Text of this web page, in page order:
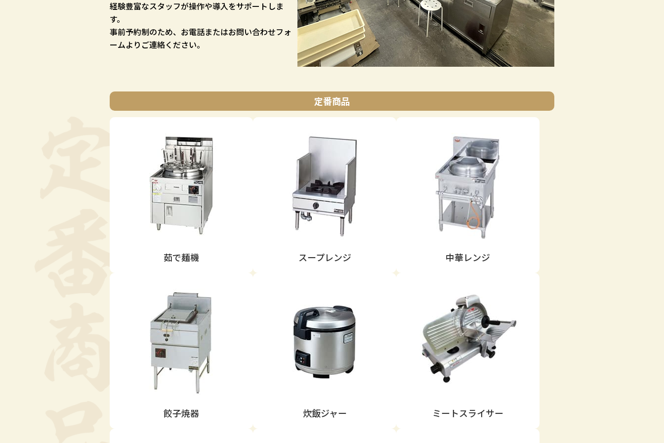
経験豊富なスタッフが操作や導入をサポートしま
す。
事前予約制のため、お電話またはお問い合わせフォ
ームよりご連絡ください。
定番商品
茹で麺機 スープレンジ 中華レンジ
餃子焼器 炊飯ジャー ミートスライサー